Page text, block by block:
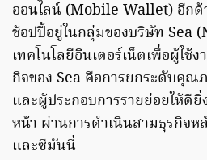
ออนไลน์ (Mobile Wallet) อีกด้
ช้อปปี้อยู่ในกลุ่มของบริษัท Sea
เทคโนโลยีอินเตอร์เน็ตเพื่อผู้ใช้
กิจของ Sea คือการยกระดับคุณ
และผู้ประกอบการรายย่อยให้ดี
หน้า ผ่านการดำเนินสามธุรกิจห
และซีมันนี่